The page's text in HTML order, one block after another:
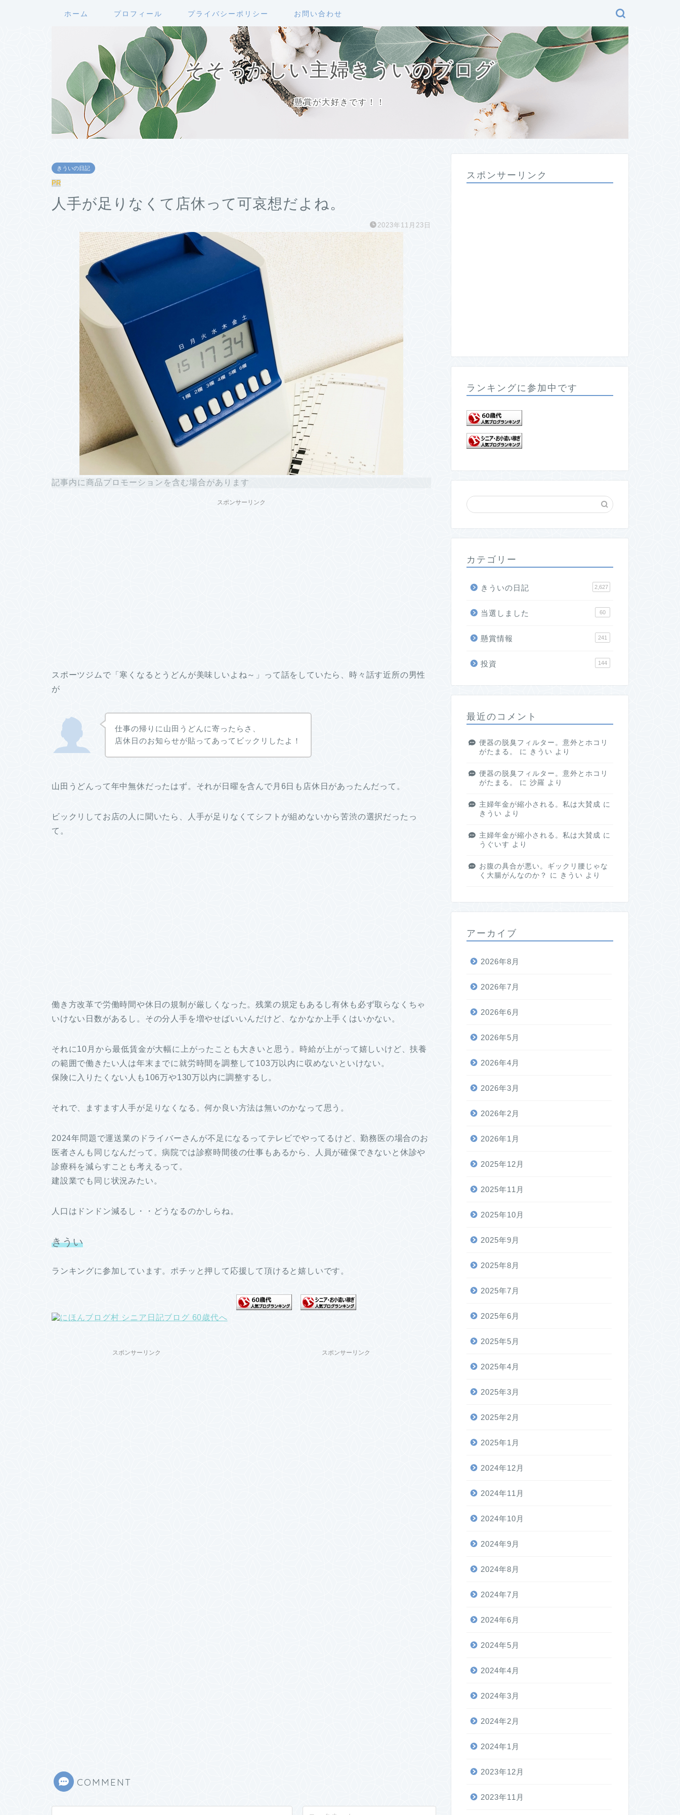
ホーム プロフィール プライバシーポリシー お問い合わせ
そそっかしい主婦きういのブログ
懸賞が大好きです！！
きういの日記
PR
人手が足りなくて店休って可哀想だよね。
2023年11月23日
記事内に商品プロモーションを含む場合があります
スポンサーリンク
スポーツジムで「寒くなるとうどんが美味しいよね～」って話をしていたら、時々話す近所の男性
が
仕事の帰りに山田うどんに寄ったらさ、
店休日のお知らせが貼ってあってビックリしたよ！
山田うどんって年中無休だったはず。それが日曜を含んで月6日も店休日があったんだって。
ビックリしてお店の人に聞いたら、人手が足りなくてシフトが組めないから苦渋の選択だったっ
て。
働き方改革で労働時間や休日の規制が厳しくなった。残業の規定もあるし有休も必ず取らなくちゃ
いけない日数があるし。その分人手を増やせばいいんだけど、なかなか上手くはいかない。
それに10月から最低賃金が大幅に上がったことも大きいと思う。時給が上がって嬉しいけど、扶養
の範囲で働きたい人は年末までに就労時間を調整して103万以内に収めないといけない。
保険に入りたくない人も106万や130万以内に調整するし。
それで、ますます人手が足りなくなる。何か良い方法は無いのかなって思う。
2024年問題で運送業のドライバーさんが不足になるってテレビでやってるけど、勤務医の場合のお
医者さんも同じなんだって。病院では診察時間後の仕事もあるから、人員が確保できないと休診や
診療科を減らすことも考えるって。
建設業でも同じ状況みたい。
人口はドンドン減るし・・どうなるのかしらね。
きうい
ランキングに参加しています。ポチッと押して応援して頂けると嬉しいです。
スポンサーリンク スポンサーリンク
COMMENT
スポンサーリンク
ランキングに参加中です
カテゴリー
きういの日記 2,627
当選しました 60
懸賞情報 241
投資 144
最近のコメント
便器の脱臭フィルター。意外とホコリ
がたまる。
に きうい より
便器の脱臭フィルター。意外とホコリ
がたまる。
に 沙羅 より
主婦年金が縮小される。私は大賛成 に
きうい より
主婦年金が縮小される。私は大賛成 に
うぐいす より
お腹の具合が悪い。ギックリ腰じゃな
く大腸がんなのか？
に きうい より
アーカイブ
2026年8月
2026年7月
2026年6月
2026年5月
2026年4月
2026年3月
2026年2月
2026年1月
2025年12月
2025年11月
2025年10月
2025年9月
2025年8月
2025年7月
2025年6月
2025年5月
2025年4月
2025年3月
2025年2月
2025年1月
2024年12月
2024年11月
2024年10月
2024年9月
2024年8月
2024年7月
2024年6月
2024年5月
2024年4月
2024年3月
2024年2月
2024年1月
2023年12月
2023年11月